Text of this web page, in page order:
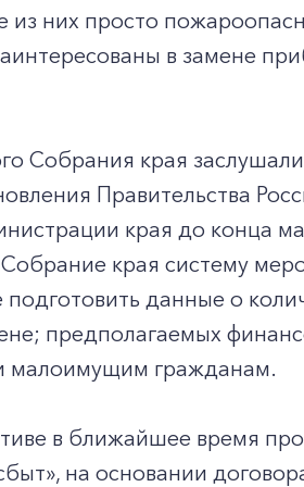
из них просто
в замене
Собрания края
Правительства
края до конца
края систему
данные о
предполагаемых
малоимущим гражданам.
в ближайшее время
на основании